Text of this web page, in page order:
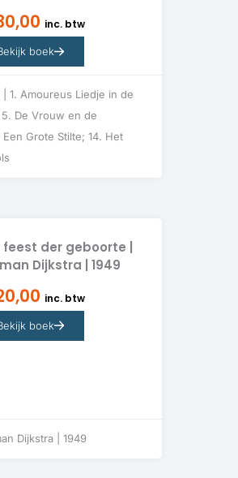
inc. btw
boek
1. Amoureus Liedje in de
De Vrouw en de
Grote Stilte; 14. Het
feest der geboorte |
Dijkstra | 1949
inc. btw
boek
Dijkstra | 1949